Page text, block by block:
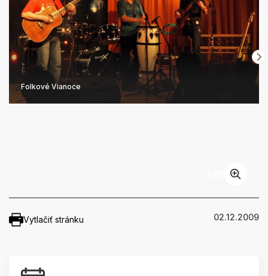
Folkové Vianoce
Vytlačiť stránku 02.12.2009